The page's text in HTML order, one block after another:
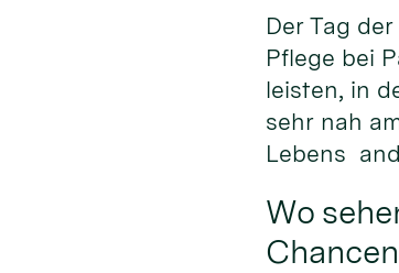
Der Tag
Pflege bei
leisten, in
sehr nah
Lebens
Wo